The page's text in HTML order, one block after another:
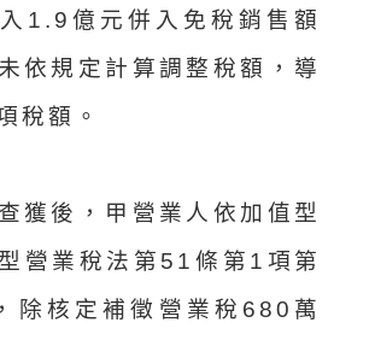
1.9億元併入免稅銷售額
依規定計算調整稅額，導
稅額。
獲後，甲營業人依加值型
營業稅法第51條第1項第
除核定補徵營業稅680萬